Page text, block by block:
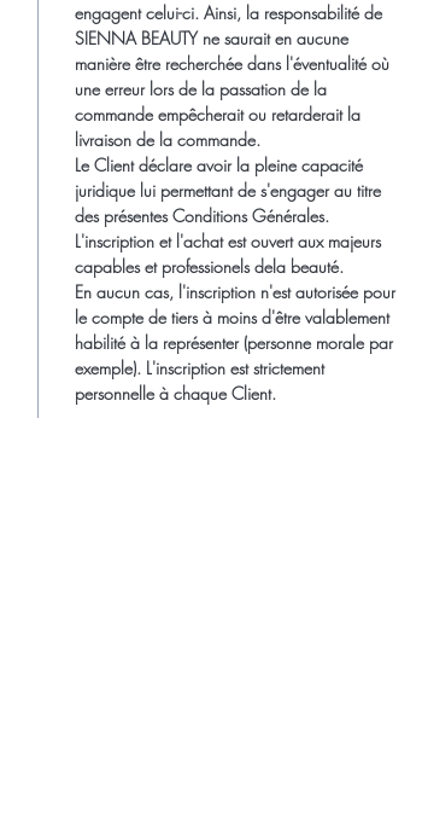
engagent celui-ci. Ainsi, la responsabilité de
SIENNA BEAUTY ne saurait en aucune
manière être recherchée dans l'éventualité où
une erreur lors de la passation de la
commande empêcherait ou retarderait la
livraison de la commande.
Le Client déclare avoir la pleine capacité
juridique lui permettant de s'engager au titre
des présentes Conditions Générales.
L'inscription et l'achat est ouvert aux majeurs
capables et professionels dela beauté.
En aucun cas, l'inscription n'est autorisée pour
le compte de tiers à moins d'être valablement
habilité à la représenter (personne morale par
exemple). L'inscription est strictement
personnelle à chaque Client.